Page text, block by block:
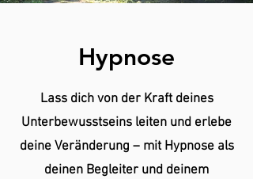
Hypnose
Lass dich von der Kraft deines
Unterbewusstseins leiten und erlebe
deine Veränderung – mit Hypnose als
deinen Begleiter und deinem